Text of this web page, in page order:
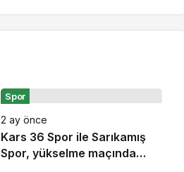
Spor
2 ay önce
Kars 36 Spor ile Sarıkamış
Spor, yükselme maçında